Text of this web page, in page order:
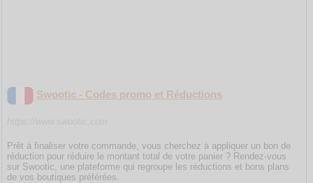
Swootic - Codes promo et Réductions
Prêt à finaliser votre commande, vous cherchez à appliquer un bon de
réduction pour réduire le montant total de votre panier ? Rendez-vous
sur Swootic, une plateforme qui regroupe les réductions et bons plans
de vos boutiques préférées.